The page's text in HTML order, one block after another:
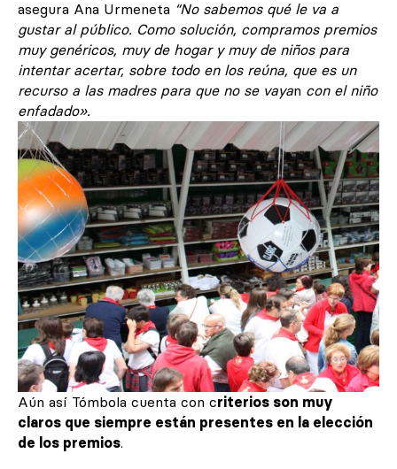
asegura Ana Urmeneta “No sabemos qué le va a
gustar al público. Como solución, compramos premios
muy genéricos, muy de hogar y muy de niños para
intentar acertar, sobre todo en los reúna, que es un
recurso a las madres para que no se vayan con el niño
enfadado».
Aún así Tómbola cuenta con criterios son muy
claros que siempre están presentes en la elección
de los premios.